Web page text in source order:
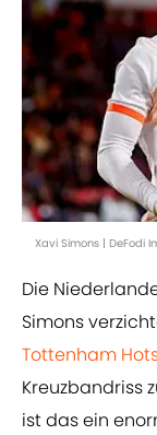
Xavi Simons | DeFodi
Die
Simons
Tottenham
Kreuzbandriss
ist das ein